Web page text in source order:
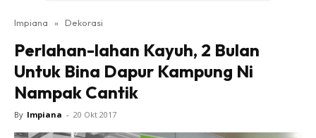
Ruang Makan
Ruang Tamu
Direktori
Interior Design
Landskap
Impiana » Dekorasi
Perlahan-lahan Kayuh, 2 Bulan
Untuk Bina Dapur Kampung Ni
Nampak Cantik
By Impiana - 20 Okt 2017